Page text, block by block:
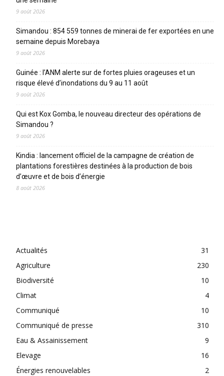
9 août 2026
Simandou : 854 559 tonnes de minerai de fer exportées en une
semaine depuis Morebaya
9 août 2026
Guinée : l’ANM alerte sur de fortes pluies orageuses et un
risque élevé d’inondations du 9 au 11 août
9 août 2026
Qui est Kox Gomba, le nouveau directeur des opérations de
Simandou ?
9 août 2026
Kindia : lancement officiel de la campagne de création de
plantations forestières destinées à la production de bois
d’œuvre et de bois d’énergie
8 août 2026
Actualités
31
Agriculture
230
Biodiversité
10
Climat
4
Communiqué
10
Communiqué de presse
310
Eau & Assainissement
9
Elevage
16
Énergies renouvelables
2